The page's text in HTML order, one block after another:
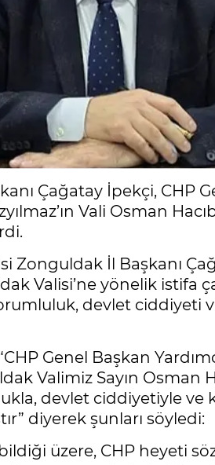
Çağatay İpekçi, CHP
Vali Osman
Zonguldak İl Başkanı
Valisi’ne yönelik istifa
devlet ciddiyeti
Genel Başkan
Valimiz Sayın
devlet ciddiyetiyle ve
diyerek şunları söyledi:
üzere, CHP heyeti